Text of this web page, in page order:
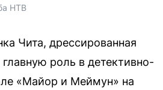
НТВ
Чита, дрессированная
роль в детективно-
«Майор и Меймун» на